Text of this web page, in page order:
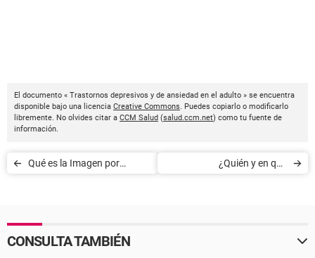
El documento « Trastornos depresivos y de ansiedad en el adulto » se encuentra
disponible bajo una licencia Creative Commons. Puedes copiarlo o modificarlo
libremente. No olvides citar a CCM Salud (salud.ccm.net) como tu fuente de
información.
Qué es la Imagen por
¿Quién y en qué
CONSULTA TAMBIÉN